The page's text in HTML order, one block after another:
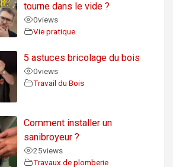
tourne dans le vide ?
0views
Vie pratique
5 astuces bricolage du bois
0views
Travail du Bois
Comment installer un
sanibroyeur ?
25views
Travaux de plomberie